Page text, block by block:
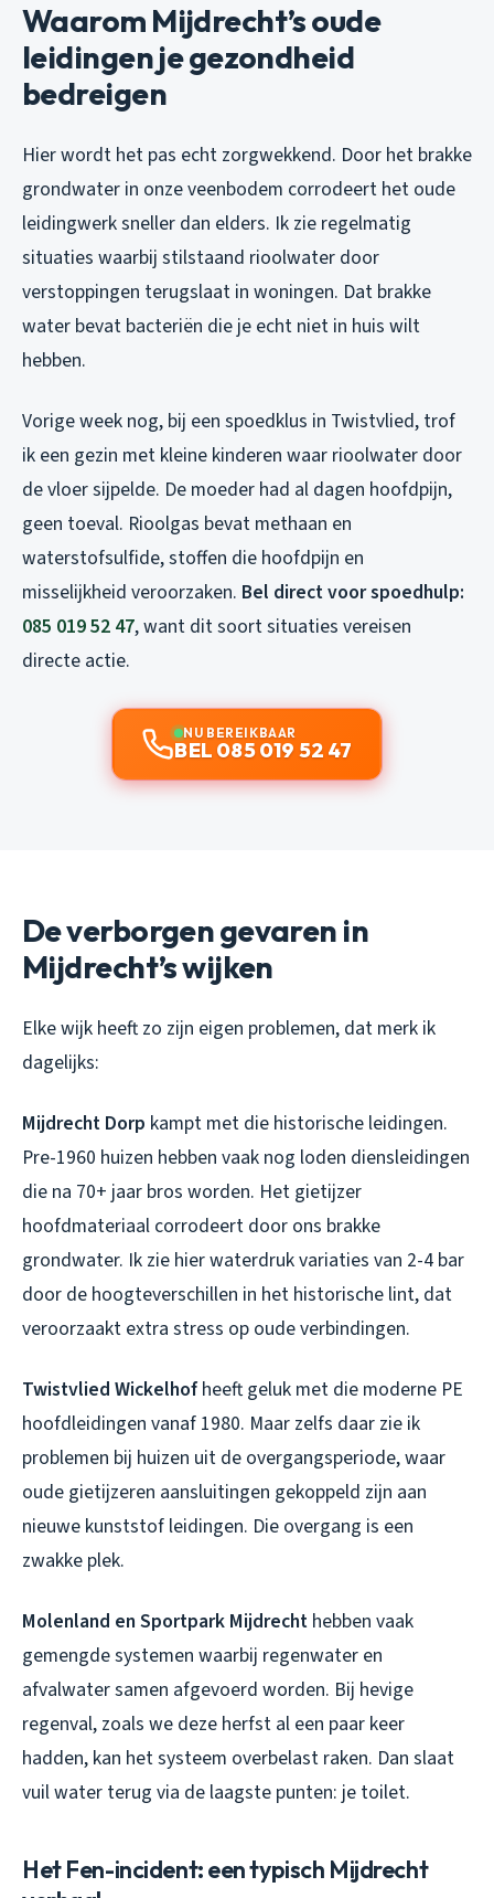
Waarom Mijdrecht’s oude
leidingen je gezondheid
bedreigen
Hier wordt het pas echt zorgwekkend. Door het brakke
grondwater in onze veenbodem corrodeert het oude
leidingwerk sneller dan elders. Ik zie regelmatig
situaties waarbij stilstaand rioolwater door
verstoppingen terugslaat in woningen. Dat brakke
water bevat bacteriën die je echt niet in huis wilt
hebben.
Vorige week nog, bij een spoedklus in Twistvlied, trof
ik een gezin met kleine kinderen waar rioolwater door
de vloer sijpelde. De moeder had al dagen hoofdpijn,
geen toeval. Rioolgas bevat methaan en
waterstofsulfide, stoffen die hoofdpijn en
misselijkheid veroorzaken. Bel direct voor spoedhulp:
085 019 52 47, want dit soort situaties vereisen
directe actie.
NU BEREIKBAAR
BEL 085 019 52 47
De verborgen gevaren in
Mijdrecht’s wijken
Elke wijk heeft zo zijn eigen problemen, dat merk ik
dagelijks:
Mijdrecht Dorp kampt met die historische leidingen.
Pre-1960 huizen hebben vaak nog loden diensleidingen
die na 70+ jaar bros worden. Het gietijzer
hoofdmateriaal corrodeert door ons brakke
grondwater. Ik zie hier waterdruk variaties van 2-4 bar
door de hoogteverschillen in het historische lint, dat
veroorzaakt extra stress op oude verbindingen.
Twistvlied Wickelhofheeft geluk met die moderne PE
hoofdleidingen vanaf 1980. Maar zelfs daar zie ik
problemen bij huizen uit de overgangsperiode, waar
oude gietijzeren aansluitingen gekoppeld zijn aan
nieuwe kunststof leidingen. Die overgang is een
zwakke plek.
Molenland en Sportpark Mijdrecht hebben vaak
gemengde systemen waarbij regenwater en
afvalwater samen afgevoerd worden. Bij hevige
regenval, zoals we deze herfst al een paar keer
hadden, kan het systeem overbelast raken. Dan slaat
vuil water terug via de laagste punten: je toilet.
Het Fen-incident: een typisch Mijdrecht